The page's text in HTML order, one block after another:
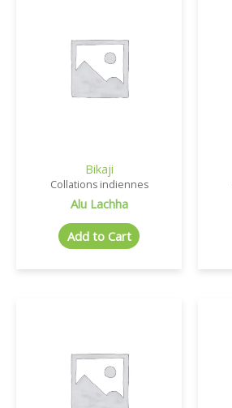
Bikaji
Collations indiennes
Alu Lachha
Add to Cart